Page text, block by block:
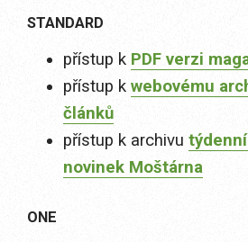
STANDARD
přístup k PDF verzi
přístup k webovému
článků
přístup k archivu
novinek Moštárna
ONE